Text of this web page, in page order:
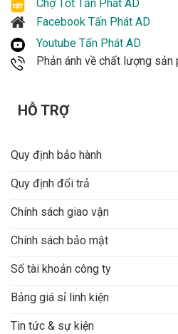
Màu sắc Intel Ice Blue
Tình trạng Mới 100%
Xuất xứ
Chợ Tốt Tấn Phát AD
Facebook Tấn Phát AD
Youtube Tấn Phát AD
Phản ánh về chất lượng sản
HỖ TRỢ
Quy định bảo hành
Quy định đổi trả
Chính sách giao vận
Chính sách bảo mật
Số tài khoản công ty
Bảng giá sỉ linh kiện
Tin tức & sự kiện